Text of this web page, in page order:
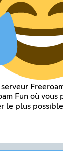
Fun où vous
le plus